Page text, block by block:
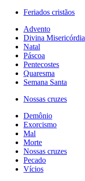
Feriados cristãos
Advento
Divina Misericórdia
Natal
Páscoa
Pentecostes
Quaresma
Semana Santa
Nossas cruzes
Demônio
Exorcismo
Mal
Morte
Nossas cruzes
Pecado
Vícios